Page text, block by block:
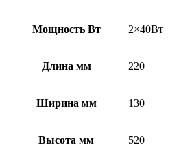
Мощность Вт 2×40Вт
Длина мм 220
Ширина мм 130
Высота мм 520